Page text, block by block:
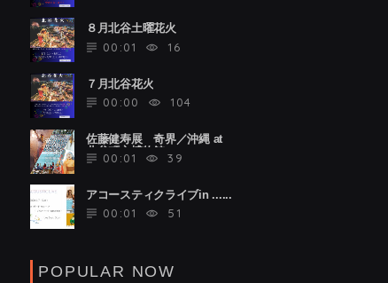
８月北谷土曜花火
00:01 16
７月北谷花火
00:00 104
佐藤健寿展 奇界／沖縄 at
北谷町立博物館
00:01 39
アコースティクライブin ......
00:01 51
POPULAR NOW